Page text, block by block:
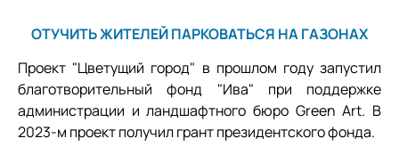
ОТУЧИТЬ ЖИТЕЛЕЙ ПАРКОВАТЬСЯ НА ГАЗОНАХ
Проект "Цветущий город" в прошлом году запустил
благотворительный фонд "Ива" при поддержке
администрации и ландшафтного бюро Green Art. В
2023-­м проект получил грант президентского фонда.